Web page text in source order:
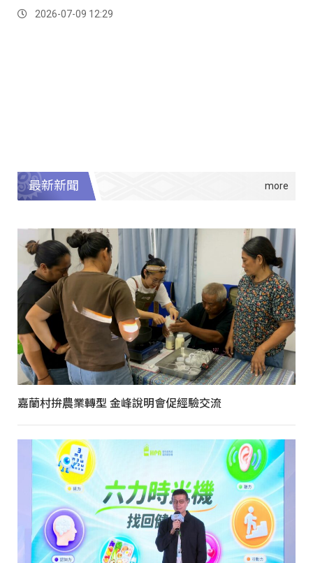
2026-07-09 12:29
最新新聞
嘉蘭村拚農業轉型 金峰說明會促經驗交流